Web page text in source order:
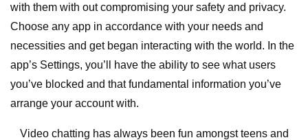
with them with out compromising your safety and privacy.
Choose any app in accordance with your needs and
necessities and get began interacting with the world. In the
app’s Settings, you’ll have the ability to see what users
you’ve blocked and that fundamental information you’ve
arrange your account with.
Video chatting has always been fun amongst teens and